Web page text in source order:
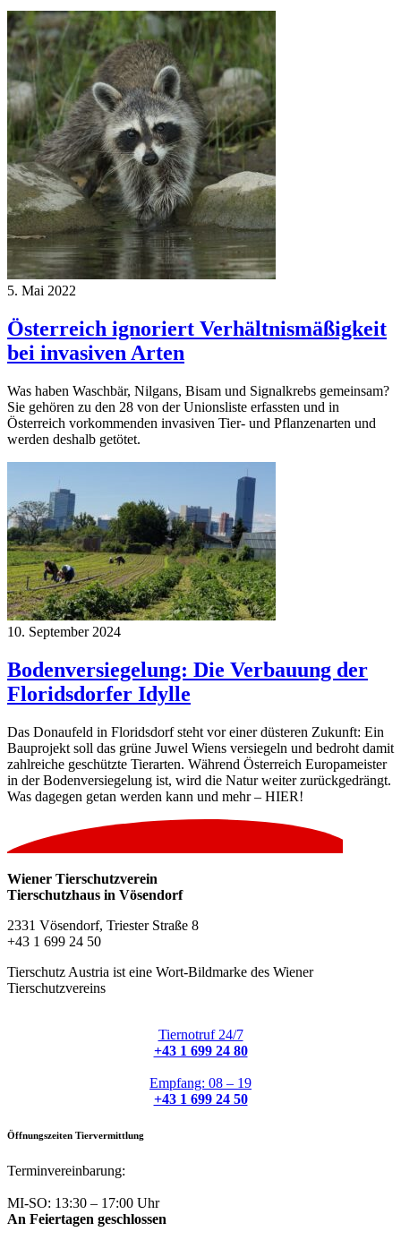
5. Mai 2022
Österreich ignoriert Verhältnismäßigkeit
bei invasiven Arten
Was haben Waschbär, Nilgans, Bisam und Signalkrebs gemeinsam?
Sie gehören zu den 28 von der Unionsliste erfassten und in
Österreich vorkommenden invasiven Tier- und Pflanzenarten und
werden deshalb getötet.
10. September 2024
Bodenversiegelung: Die Verbauung der
Floridsdorfer Idylle
Das Donaufeld in Floridsdorf steht vor einer düsteren Zukunft: Ein
Bauprojekt soll das grüne Juwel Wiens versiegeln und bedroht damit
zahlreiche geschützte Tierarten. Während Österreich Europameister
in der Bodenversiegelung ist, wird die Natur weiter zurückgedrängt.
Was dagegen getan werden kann und mehr – HIER!
Wiener Tierschutzverein
Tierschutzhaus in Vösendorf
2331 Vösendorf, Triester Straße 8
+43 1 699 24 50
Tierschutz Austria ist eine Wort-Bildmarke des Wiener
Tierschutzvereins
Tiernotruf 24/7
+43 1 699 24 80
Empfang: 08 – 19
+43 1 699 24 50
Öffnungszeiten Tiervermittlung
Terminvereinbarung:
MI-SO: 13:30 – 17:00 Uhr
An Feiertagen geschlossen